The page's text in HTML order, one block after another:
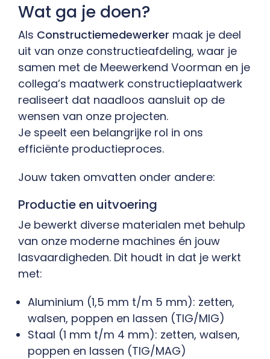
Wat ga je doen?
Als Constructiemedewerker maak je deel
uit van onze constructieafdeling, waar je
samen met de Meewerkend Voorman en je
collega’s maatwerk constructieplaatwerk
realiseert dat naadloos aansluit op de
wensen van onze projecten.
Je speelt een belangrijke rol in ons
efficiënte productieproces.
Jouw taken omvatten onder andere:
Productie en uitvoering
Je bewerkt diverse materialen met behulp
van onze moderne machines én jouw
lasvaardigheden. Dit houdt in dat je werkt
met:
Aluminium (1,5 mm t/m 5 mm): zetten,
walsen, poppen en lassen (TIG/MIG)
Staal (1 mm t/m 4 mm): zetten, walsen,
poppen en lassen (TIG/MAG)